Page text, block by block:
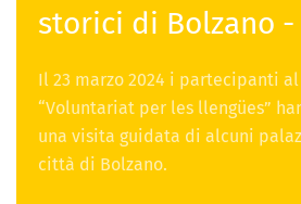
storici di Bolzano -
Il 23 marzo 2024 i partecipanti
“Voluntariat per les llengües”
una visita guidata di alcuni
città di Bolzano.